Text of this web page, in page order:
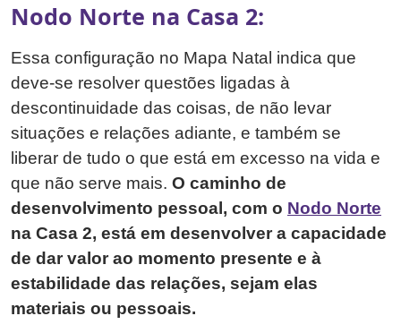
Nodo Norte na Casa 2:
Essa configuração no Mapa Natal indica que
deve-se resolver questões ligadas à
descontinuidade das coisas, de não levar
situações e relações adiante, e também se
liberar de tudo o que está em excesso na vida e
que não serve mais. O caminho de
desenvolvimento pessoal, com o Nodo Norte
na Casa 2, está em desenvolver a capacidade
de dar valor ao momento presente e à
estabilidade das relações, sejam elas
materiais ou pessoais.